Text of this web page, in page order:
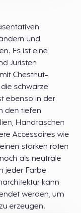
und
Es ist eine
Juristen
Chestnut-
schwarze
ebenso in der
den tiefen
Handtaschen
Accessoires wie
starken roten
als neutrale
jeder Farbe
kann
werden, um
erzeugen.